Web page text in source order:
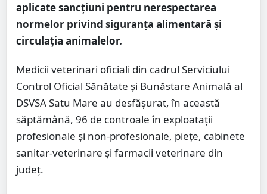
aplicate sancțiuni pentru nerespectarea
normelor privind siguranța alimentară și
circulația animalelor.
Medicii veterinari oficiali din cadrul Serviciului
Control Oficial Sănătate și Bunăstare Animală al
DSVSA Satu Mare au desfășurat, în această
săptămână, 96 de controale în exploatații
profesionale și non-profesionale, piețe, cabinete
sanitar-veterinare și farmacii veterinare din
județ.